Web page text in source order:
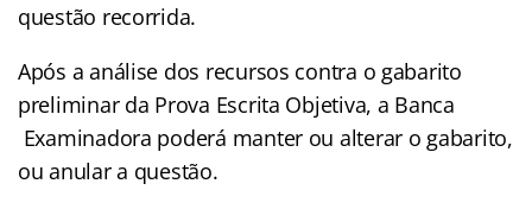
questão recorrida.
Após a análise dos recursos contra o gabarito
preliminar da Prova Escrita Objetiva, a Banca
Examinadora poderá manter ou alterar o gabarito,
ou anular a questão.